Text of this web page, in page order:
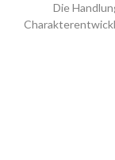
Die